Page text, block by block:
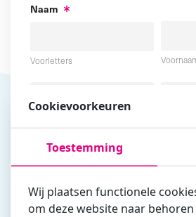
Naam
Voorletters
Vul hier bij voorkeur het e-mailadres in
Cookievoorkeuren
Toestemming
Wij plaatsen functionele
om deze website naar